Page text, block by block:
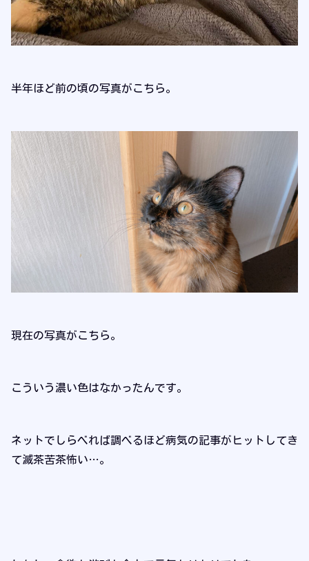
半年ほど前の頃の写真がこちら。
現在の写真がこちら。
こういう濃い色はなかったんです。
ネットでしらべれば調べるほど病気の記事がヒットしてき
て滅茶苦茶怖い…。